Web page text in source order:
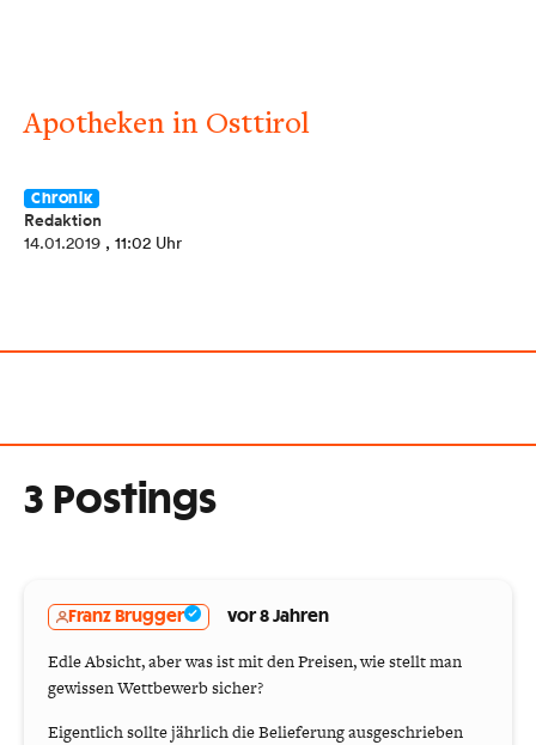
Apotheken in Osttirol
Chronik
Redaktion
14.01.2019 , 11:02 Uhr
3 Postings
Franz Brugger vor 8 Jahren
Edle Absicht, aber was ist mit den Preisen, wie stellt man
gewissen Wettbewerb sicher?
Eigentlich sollte jährlich die Belieferung ausgeschrieben